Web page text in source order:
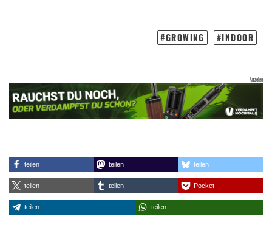
GROWING INDOOR
teilen teilen teilen
teilen teilen Pocket
teilen teilen